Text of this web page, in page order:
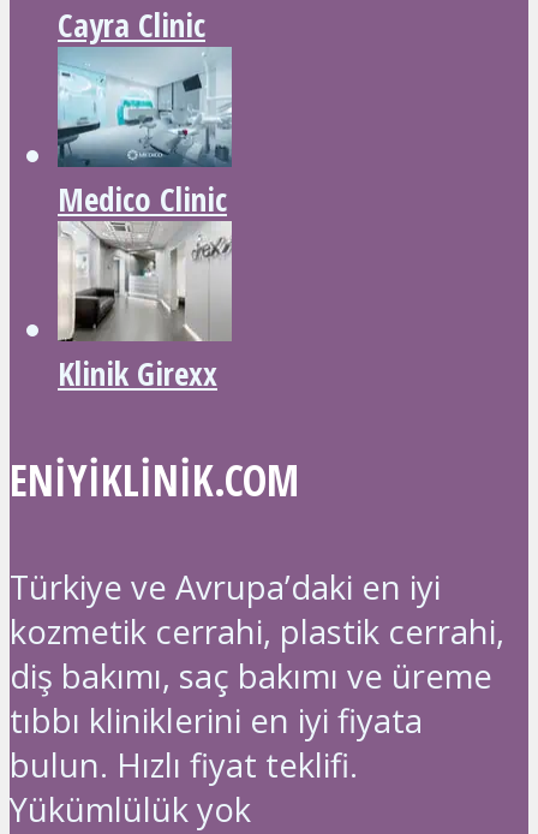
Cayra Clinic
Medico Clinic
Klinik Girexx
ENIYIKLINIK.COM
Türkiye ve Avrupa’daki en iyi
kozmetik cerrahi, plastik cerrahi,
diş bakımı, saç bakımı ve üreme
tıbbı kliniklerini en iyi fiyata
bulun. Hızlı fiyat teklifi.
Yükümlülük yok